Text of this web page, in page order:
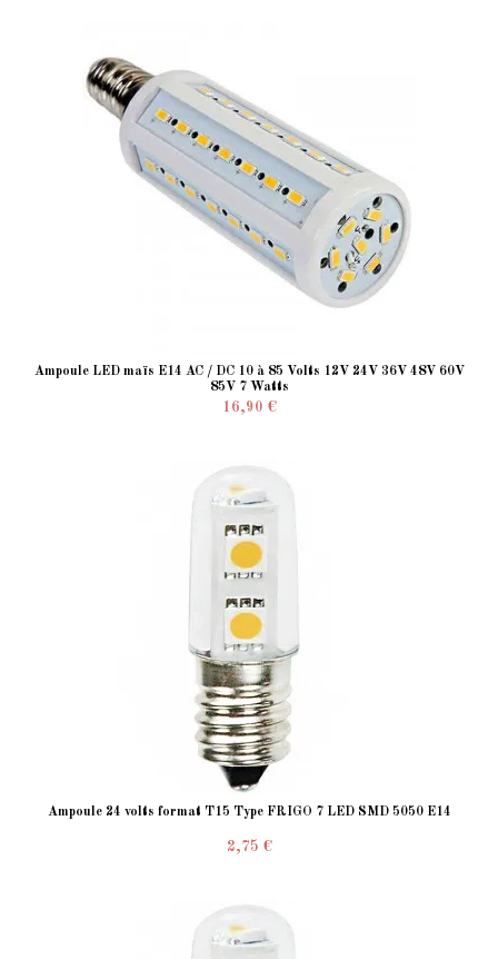
Ampoule LED maïs E14 AC / DC 10 à 85 Volts 12V 24V 36V 48V 60V
85V 7 Watts
16,90 €
Ampoule 24 volts format T15 Type FRIGO 7 LED SMD 5050 E14
2,75 €